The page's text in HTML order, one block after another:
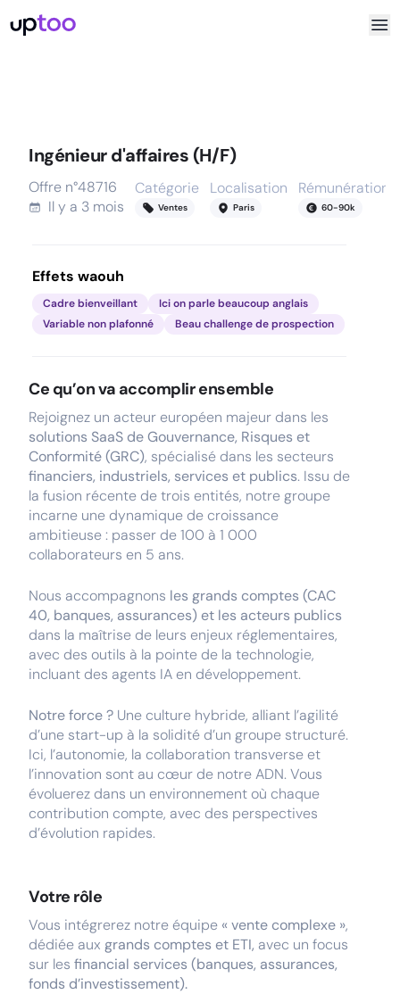
Ingénieur d'affaires (H/F)
Offre n°48716
Il y a 3 mois
Catégorie
Ventes
Localisation
Paris
Rémunération
60-90k
Effets waouh
Cadre bienveillant
Ici on parle beaucoup anglais
Variable non plafonné
Beau challenge de prospection
Ce qu’on va accomplir ensemble
Rejoignez un acteur européen majeur dans les
solutions SaaS de Gouvernance, Risques et
Conformité (GRC), spécialisé dans les secteurs
financiers, industriels, services et publics. Issu de
la fusion récente de trois entités, notre groupe
incarne une dynamique de croissance
ambitieuse : passer de 100 à 1 000
collaborateurs en 5 ans.
Nous accompagnons les grands comptes (CAC
40, banques, assurances) et les acteurs publics
dans la maîtrise de leurs enjeux réglementaires,
avec des outils à la pointe de la technologie,
incluant des agents IA en développement.
Notre force ? Une culture hybride, alliant l’agilité
d’une start-up à la solidité d’un groupe structuré.
Ici, l’autonomie, la collaboration transverse et
l’innovation sont au cœur de notre ADN. Vous
évoluerez dans un environnement où chaque
contribution compte, avec des perspectives
d’évolution rapides.
Votre rôle
Vous intégrerez notre équipe « vente complexe »,
dédiée aux grands comptes et ETI, avec un focus
sur les financial services (banques, assurances,
fonds d’investissement).